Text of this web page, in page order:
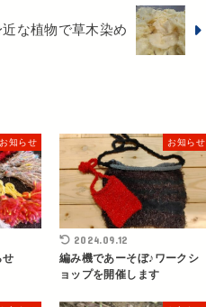
近な植物で草木染め
お知らせ
せ
お知らせ
2024.09.12
編み機であーそぼ♪ワークシ
ョップを開催します